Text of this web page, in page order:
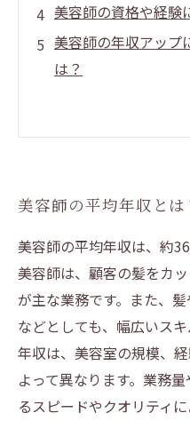
美容師の資格や経験
美容師の年収アップ
は？
美容師の平均年収とは
美容師の平均年収は、約
美容師は、顧客の髪をカ
が主な業務です。また、
などとしても、幅広いス
年収は、美容室の規模、
よって異なります。業務
るスピードやクオリティ